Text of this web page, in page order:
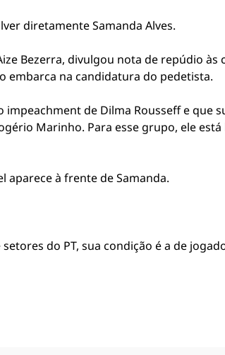
diretamente Samanda Alves.
Bezerra, divulgou nota de repúdio às
embarca na candidatura do pedetista.
de Dilma Rousseff e que
Marinho. Para esse grupo, ele
aparece à frente de Samanda.
do PT, sua condição é a de